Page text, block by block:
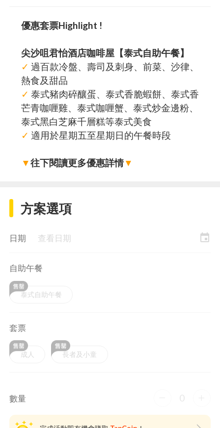
優惠套票Highlight !
尖沙咀君怡酒店咖啡屋【泰式自助午餐】
✓ 過百款冷盤、壽司及刺身、前菜、沙律、
熱食及甜品
✓ 泰式豬肉碎釀蛋、泰式香脆蝦餅、泰式香
芒青咖喱雞、泰式咖喱蟹、泰式炒金邊粉、
泰式黑白芝麻千層糕等泰式美食
✓ 適用於星期五至星期日的午餐時段
▼往下閱讀更多優惠詳情▼
方案選項
日期 查看日期 event
自助午餐
泰式自助午餐
套票
成人 長者及小童
數量 0